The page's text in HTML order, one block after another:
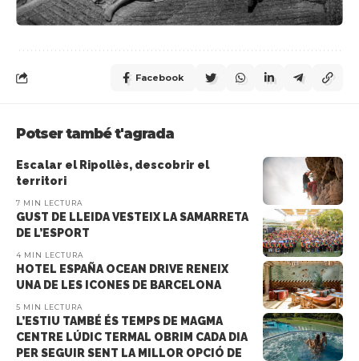
Facebook
Potser també t'agrada
Escalar el Ripollès, descobrir el
territori
7 MIN LECTURA
GUST DE LLEIDA VESTEIX LA SAMARRETA
DE L’ESPORT
4 MIN LECTURA
HOTEL ESPAÑA OCEAN DRIVE RENEIX
UNA DE LES ICONES DE BARCELONA
5 MIN LECTURA
L’ESTIU TAMBÉ ÉS TEMPS DE MAGMA
CENTRE LÚDIC TERMAL OBRIM CADA DIA
PER SEGUIR SENT LA MILLOR OPCIÓ DE